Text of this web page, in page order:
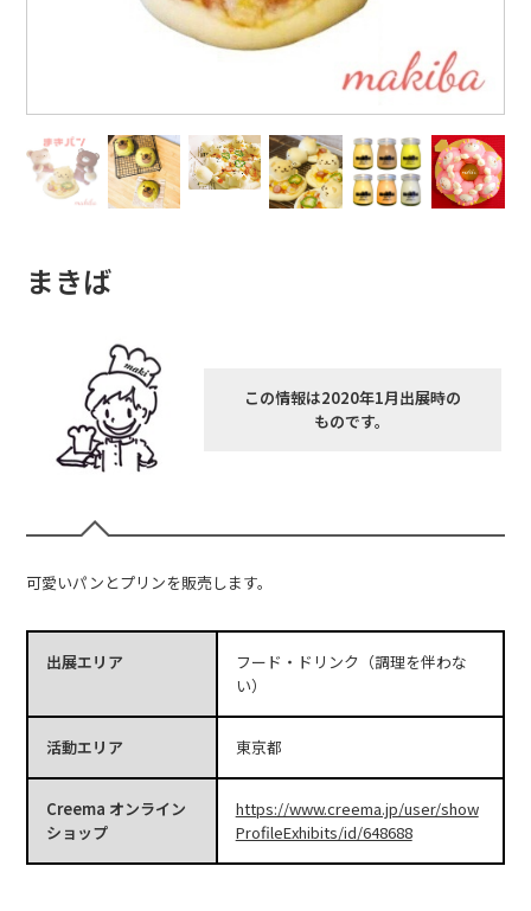
まきば
この情報は2020年1月出展時の
ものです。
可愛いパンとプリンを販売します。
出展エリア
フード・ドリンク（調理を伴わな
い）
活動エリア 東京都
Creema オンライン
ショップ
https://www.creema.jp/user/show
ProfileExhibits/id/648688